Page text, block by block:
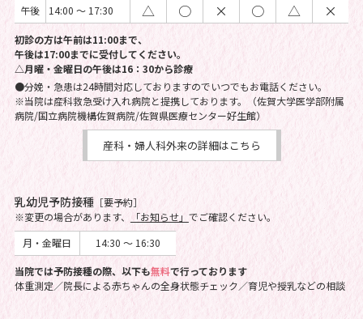
午後 14:00 ～ 17:30 △ ○ × ○ △ ×
初診の方は午前は11:00まで、
午後は17:00までに受付してください。
△月曜・金曜日の午後は16：30から診療
●分娩・急患は24時間対応しておりますのでいつでもお電話ください。
※当院は産科救急受け入れ病院と提携しております。（佐賀大学医学部附属
病院/国立病院機構佐賀病院/佐賀県医療センター好生館）
産科・婦人科外来の詳細はこちら
乳幼児予防接種［要予約］
※変更の場合があります、 「お知らせ」 でご確認ください。
月・金曜日
14:30 ～ 16:30
当院では予防接種の際、以下も無料で行っております
体重測定／院長による赤ちゃんの全身状態チェック／育児や授乳などの相談